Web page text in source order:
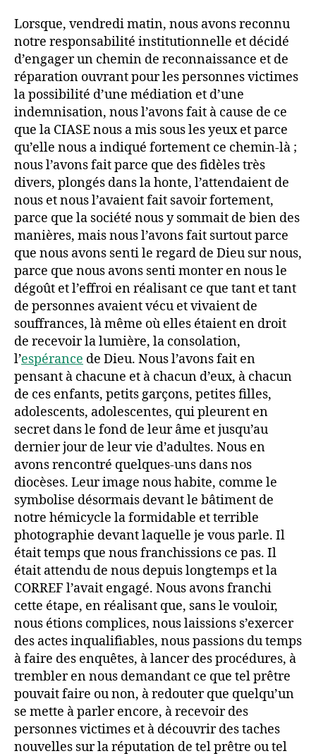
Lorsque, vendredi matin, nous avons reconnu
notre responsabilité institutionnelle et décidé
d’engager un chemin de reconnaissance et de
réparation ouvrant pour les personnes victimes
la possibilité d’une médiation et d’une
indemnisation, nous l’avons fait à cause de ce
que la CIASE nous a mis sous les yeux et parce
qu’elle nous a indiqué fortement ce chemin-là ;
nous l’avons fait parce que des fidèles très
divers, plongés dans la honte, l’attendaient de
nous et nous l’avaient fait savoir fortement,
parce que la société nous y sommait de bien des
manières, mais nous l’avons fait surtout parce
que nous avons senti le regard de Dieu sur nous,
parce que nous avons senti monter en nous le
dégoût et l’effroi en réalisant ce que tant et tant
de personnes avaient vécu et vivaient de
souffrances, là même où elles étaient en droit
de recevoir la lumière, la consolation,
l’espérance de Dieu. Nous l’avons fait en
pensant à chacune et à chacun d’eux, à chacun
de ces enfants, petits garçons, petites filles,
adolescents, adolescentes, qui pleurent en
secret dans le fond de leur âme et jusqu’au
dernier jour de leur vie d’adultes. Nous en
avons rencontré quelques-uns dans nos
diocèses. Leur image nous habite, comme le
symbolise désormais devant le bâtiment de
notre hémicycle la formidable et terrible
photographie devant laquelle je vous parle. Il
était temps que nous franchissions ce pas. Il
était attendu de nous depuis longtemps et la
CORREF l’avait engagé. Nous avons franchi
cette étape, en réalisant que, sans le vouloir,
nous étions complices, nous laissions s’exercer
des actes inqualifiables, nous passions du temps
à faire des enquêtes, à lancer des procédures, à
trembler en nous demandant ce que tel prêtre
pouvait faire ou non, à redouter que quelqu’un
se mette à parler encore, à recevoir des
personnes victimes et à découvrir des taches
nouvelles sur la réputation de tel prêtre ou tel